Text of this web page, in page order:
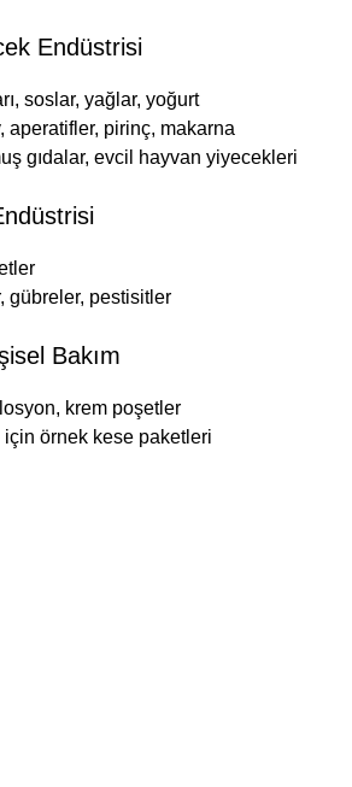
Endüstrisi
soslar, yağlar, yoğurt
aperatifler, pirinç, makarna
gıdalar, evcil hayvan yiyecekleri
gübreler, pestisitler
Bakım
krem poşetler
için örnek kese paketleri